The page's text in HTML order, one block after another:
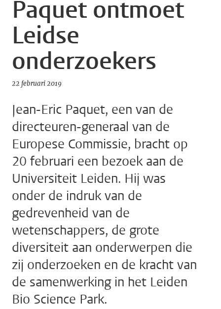
Paquet ontmoet
Leidse
onderzoekers
22 februari 2019
Jean-Eric Paquet, een van de
directeuren-generaal van de
Europese Commissie, bracht op
20 februari een bezoek aan de
Universiteit Leiden. Hij was
onder de indruk van de
gedrevenheid van de
wetenschappers, de grote
diversiteit aan onderwerpen die
zij onderzoeken en de kracht van
de samenwerking in het Leiden
Bio Science Park.